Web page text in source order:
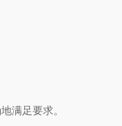
满足要求。